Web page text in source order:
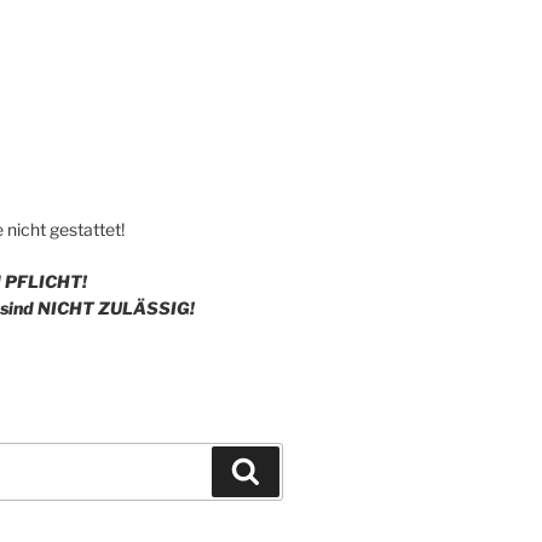
nicht gestattet!
PFLICHT!
NICHT ZULÄSSIG!